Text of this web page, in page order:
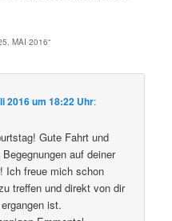
MAI 2016“
2016 um 18:22 Uhr:
Gute Fahrt und
auf deiner
Ich freue mich schon
treffen und direkt von dir
ist.